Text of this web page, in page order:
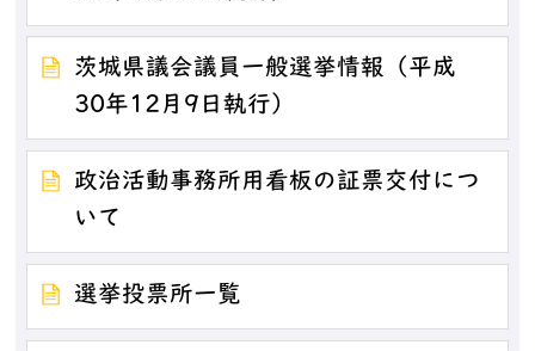
茨城県議会議員一般選挙情報（平成
30年12月9日執行）
政治活動事務所用看板の証票交付につ
いて
選挙投票所一覧